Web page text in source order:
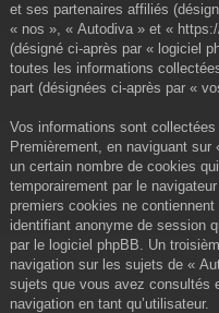
et ses partenaires affiliés
« nos », « Autodiva » et «
(désigné ci-après par « logiciel
toutes les informations
part (désignées ci-après par «
Vos informations sont
Premièrement, en naviguant
un certain nombre de cookies
temporairement par le
premiers cookies ne
identifiant anonyme de session
par le logiciel phpBB. Un
navigation sur les sujets de «
sujets que vous avez consultés
navigation en tant qu’utilisateur.